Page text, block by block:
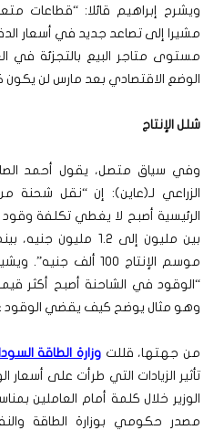
ويشرح إبراهيم قائلا: “قطاعات
مشيرا إلى تصاعد جديد في أسعار
مستوى متاجر البيع بالتجزئة في
الوضع الاقتصادي بعد مارس لن يكون
شلل الإنتاج
وفي سياق متصل، يقول أحمد
الزراعي لـ(عاين): إن “نقل شحنة
الرئيسية أصبح لا يغطي تكلفة
بين مليون إلى 1.2
موسم الإنتاج 100 ألف
“الوقود في الشاحنة أصبح أكثر
وهو مثال يوضح كيف يقضي الوقود
من جهتها، قللتوزارة الطاقة
تأثير الزيادات التي طرأت على
الوزير خلال كلمة أمام العاملين
مصدر حكومي بوزارة الطاقة